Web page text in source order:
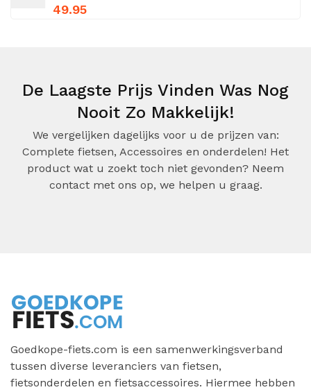
49.95
De Laagste Prijs Vinden Was Nog
Nooit Zo Makkelijk!
We vergelijken dagelijks voor u de prijzen van:
Complete fietsen, Accessoires en onderdelen! Het
product wat u zoekt toch niet gevonden? Neem
contact met ons op, we helpen u graag.
Goedkope-fiets.com is een samenwerkingsverband
tussen diverse leveranciers van fietsen,
fietsonderdelen en fietsaccessoires. Hiermee hebben